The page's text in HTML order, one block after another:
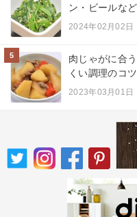
ン・ビールな
2024年02月02日
5
肉じゃがに合
くい調理のコ
2023年03月01日